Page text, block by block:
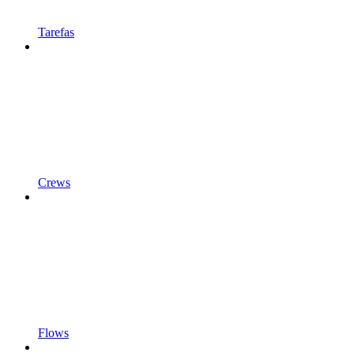
Tarefas
Crews
Flows